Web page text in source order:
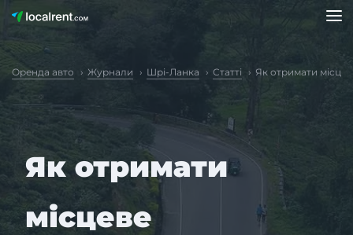
Оренда авто Журнали Шрі-Ланка Статті Як отримати
Як отримати
місцеве